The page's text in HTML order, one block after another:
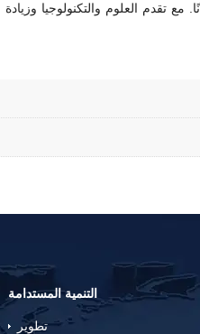
تقدم العلوم والتكنولوجيا
التنمية المستدامة
تطوير